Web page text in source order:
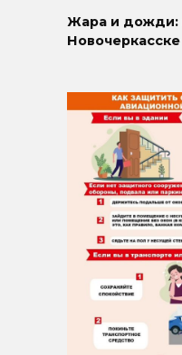
Жара и дожди: